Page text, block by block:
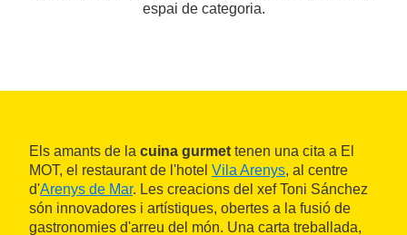
espai de categoria.
Els amants de la cuina gurmet tenen una cita a El
MOT, el restaurant de l'hotel Vila Arenys, al centre
d'Arenys de Mar. Les creacions del xef Toni Sánchez
són innovadores i artístiques, obertes a la fusió de
gastronomies d'arreu del món. Una carta treballada,